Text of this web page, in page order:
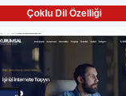
Çoklu Dil Özelliği